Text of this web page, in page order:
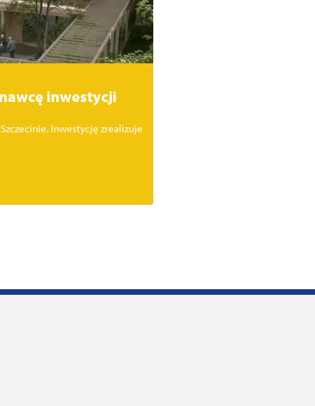
inwestycji
Inwestycję zrealizuje